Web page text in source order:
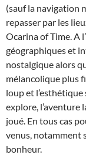
(sauf la navigation
repasser par les
Ocarina of Time. A
géographiques et
nostalgique alors
mélancolique plus
loup et
explore, l’aventure
joué. En tous cas
venus, notamment
bonheur.